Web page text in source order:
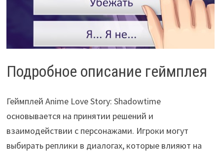
Подробное описание геймплея
Геймплей Anime Love Story: Shadowtime
основывается на принятии решений и
взаимодействии с персонажами. Игроки могут
выбирать реплики в диалогах, которые влияют на